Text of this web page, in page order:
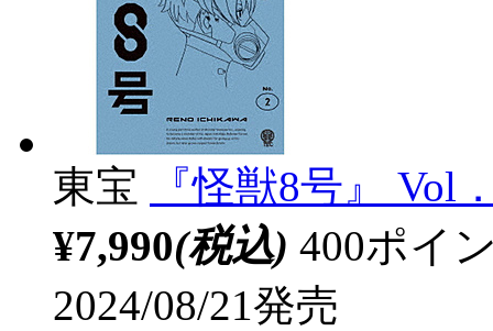
東宝
『怪獣8号』 Vol
¥7,990(税込) 400ポイ
2024/08/21発売